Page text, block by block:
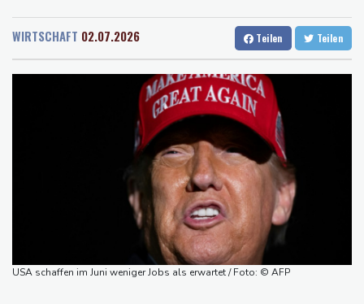
Dresden
31 °C Wien
35 °C
Baden-Baden
22 °C
Mutter mit 71 Stichen getötet und Leiche zerstückelt: Mann muss
Nach Ausweisung von Journalistin: Russland wirft Frankreich
"politische Verfolgung" vor
Iran-Krieg: Berichte über US-Munitionsknappheit - Pakistan will
Fund von Sprengstoffdrohne sorgt für Debatte über
Für zwei Jahre: Salah-Wechsel zu Trabzonspor perfekt
Niedrigwasser: Bilger erwägt Aufhebung von Sonn- und
Feiertagsfahrverbot für Lkw
WIRTSCHAFT 02.07.2026 Teilen Teilen
USA schaffen im Juni weniger Jobs als erwartet / Foto: © AFP